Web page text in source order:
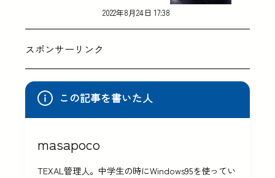
2022年8月24日 17:38
スポンサーリンク
この記事を書いた人
masapoco
TEXAL管理人。中学生の時にWindows95を使ってい